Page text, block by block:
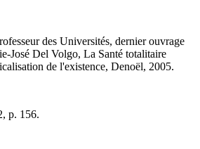
des Universités, dernier ouvrage
José Del Volgo, La Santé totalitaire
de l'existence, Denoël, 2005.
p. 156.